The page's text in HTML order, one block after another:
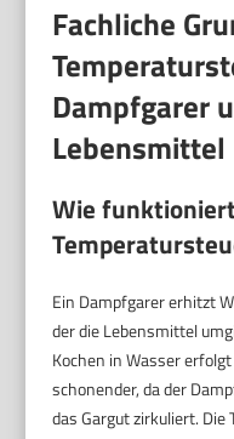
Fachliche
Dampfgarer
Lebensmittel
Wie
Ein Dampfgarer erhitzt
der die Lebensmittel
Kochen in Wasser
schonender, da der
das Gargut zirkuliert.